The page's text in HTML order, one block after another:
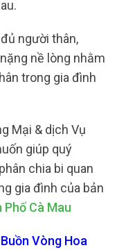
người thân,
nề lòng nhằm
trong gia đình
Mại & dịch Vụ
giúp quý
chia bi quan
gia đình của bản
Cà Mau
Vòng Hoa